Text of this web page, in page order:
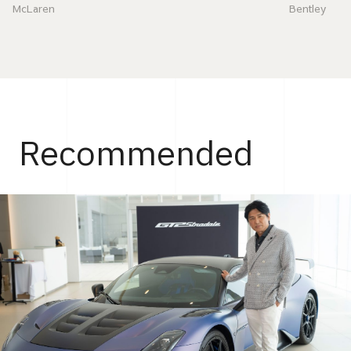
McLaren Bentley
Recommended